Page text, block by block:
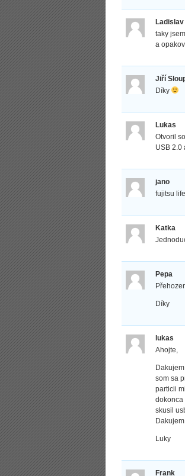
Ladislav
taky
a
Jiří
Díky
Lukas
Otvoril
USB 2.0
jano
fujitsu
Katka
Pepa
Díky
lukas
Ahojte,
som sa
particii
dokonca
skusil
Luky
Frank